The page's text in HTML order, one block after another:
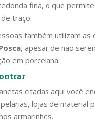
fina, o que
traço.
também utilizam as
Posca, apesar de não
em porcelana.
citadas aqui você
lojas de material
armarinhos.